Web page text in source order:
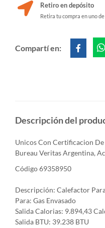
Retiro en depósito
Retira tu compra en uno
Compartí en:
Descripción del
Unicos Con Certificacion
Bureau Veritas Argentina,
Código 69358950
Descripción: Calefactor
Para: Gas Envasado
Salida Calorias: 9.894,43
Salida BTU: 39.238 BTU